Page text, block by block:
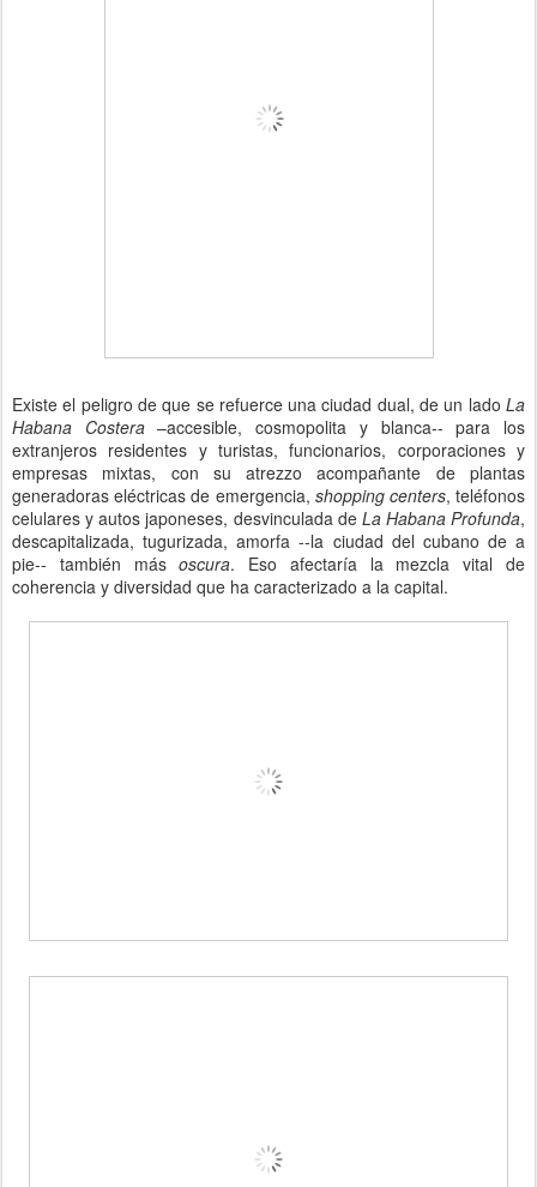
Existe el peligro de que se refuerce una ciudad dual, de un lado La
Habana Costera–accesible, cosmopolita y blanca-- para los
extranjeros residentes y turistas, funcionarios, corporaciones y
empresas mixtas, con su atrezzo acompañante de plantas
generadoras eléctricas de emergencia, shopping centers, teléfonos
celulares y autos japoneses, desvinculada de La Habana Profunda,
descapitalizada, tugurizada, amorfa --la ciudad del cubano de a
pie-- también másoscura. Eso afectaría la mezcla vital de
coherencia y diversidad que ha caracterizado a la capital.